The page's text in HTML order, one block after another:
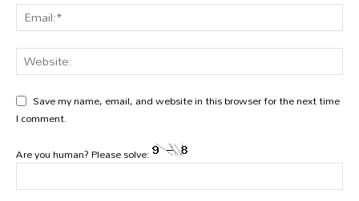
Save my name, email, and website in this browser for the next time
I comment.
Are you human? Please solve: